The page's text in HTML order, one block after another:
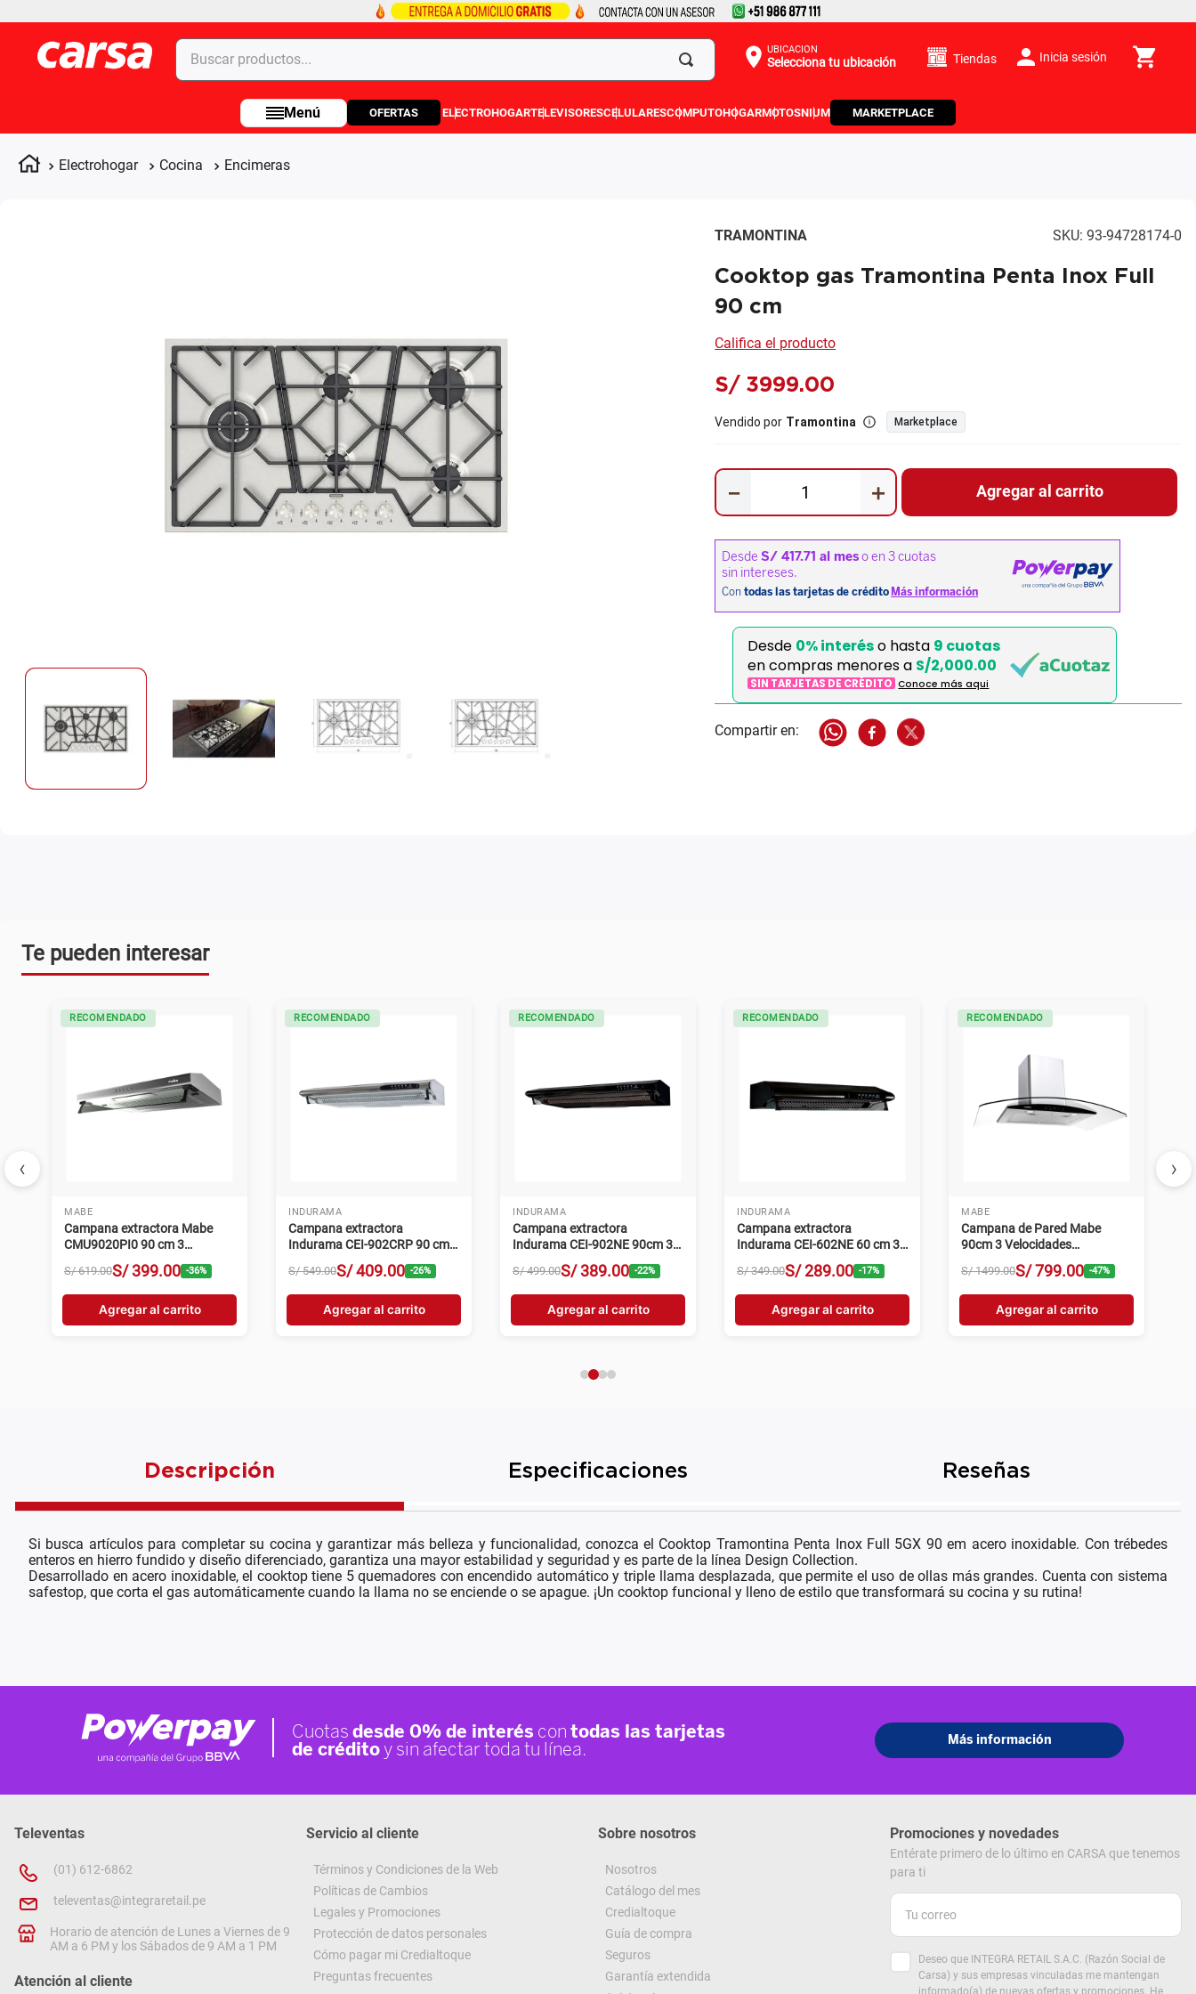
Buscar productos... UBICACIÓN
Selecciona tu ubicación Tiendas Inicia sesión
OFERTAS ELECTROHOGARTELEVISORESCELULARESCOMPUTOHOGARMOTOSNIUM MARKETPLACE
Electrohogar Cocina Encimeras
TRAMONTINA SKU: 93-94728174-0
Cooktop gas Tramontina Penta Inox Full
90 cm
Califica el producto
S/ 3999.00
Vendido por Tramontina Marketplace
＋
－ Agregar al carrito
Desde 0% interéso hasta 9 cuotas
en compras menores a S/2,000.00
SIN TARJETAS DE CRÉDITO Conoce más aqui
Te pueden interesar
‹
RECOMENDADO
MABE
Campana extractora Mabe
CMU9020PI0 90 cm 3
velocidades inox
S/ 619.00S/ 399.00 -36%
Agregar al carrito
RECOMENDADO
INDURAMA
Campana extractora
Indurama CEI-902CRP 90 cm 3
velocidades croma
S/ 549.00S/ 409.00 -26%
Agregar al carrito
RECOMENDADO
INDURAMA
Campana extractora
Indurama CEI-902NE 90cm 3
velocidades negro
S/ 499.00S/ 389.00 -22%
Agregar al carrito
RECOMENDADO
INDURAMA
Campana extractora
Indurama CEI-602NE 60 cm 3
velocidades negro
S/ 349.00S/ 289.00 -17%
Agregar al carrito
RECOMENDADO
MABE
Campana de Pared Mabe
90cm 3 Velocidades
CM9018PIY0 Inox
S/ 1499.00S/ 799.00 -47%
Agregar al carrito
›
Descripción Especificaciones Reseñas
Si busca artículos para completar su cocina y garantizar más belleza y funcionalidad, conozca el Cooktop Tramontina Penta Inox Full 5GX 90 em acero inoxidable. Con trébedes
enteros en hierro fundido y diseño diferenciado, garantiza una mayor estabilidad y seguridad y es parte de la línea Design Collection.
Desarrollado en acero inoxidable, el cooktop tiene 5 quemadores con encendido automático y triple llama desplazada, que permite el uso de ollas más grandes. Cuenta con sistema
safestop, que corta el gas automáticamente cuando la llama no se enciende o se apague. ¡Un cooktop funcional y lleno de estilo que transformará su cocina y su rutina!
Televentas
(01) 612-6862
televentas@integraretail.pe
Horario de atención de Lunes a Viernes de 9
AM a 6 PM y los Sábados de 9 AM a 1 PM
Atención al cliente
Servicio al cliente
Términos y Condiciones de la Web
Políticas de Cambios
Legales y Promociones
Protección de datos personales
Cómo pagar mi Credialtoque
Preguntas frecuentes
Sobre nosotros
Nosotros
Catálogo del mes
Credialtoque
Guía de compra
Seguros
Garantía extendida
Promociones y novedades
Entérate primero de lo último en CARSA que tenemos
para ti
Deseo que INTEGRA RETAIL S.A.C. (Razón Social de
Carsa) y sus empresas vinculadas me mantengan
Términos más buscados